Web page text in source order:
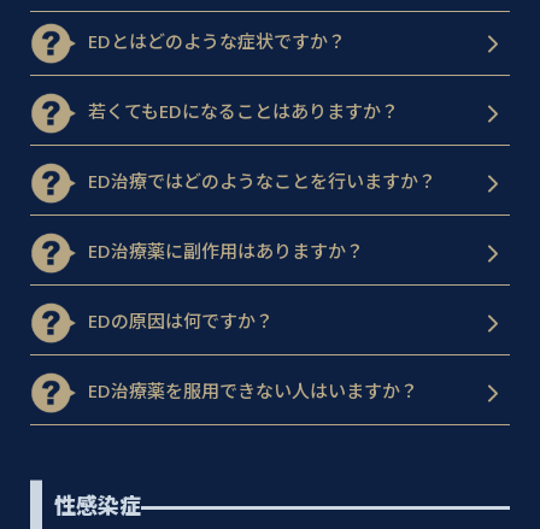
EDとはどのような症状ですか？
若くてもEDになることはありますか？
ED治療ではどのようなことを行いますか？
ED治療薬に副作用はありますか？
EDの原因は何ですか？
ED治療薬を服用できない人はいますか？
性感染症